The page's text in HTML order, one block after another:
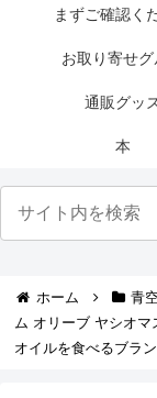
まずご確認く
お取り寄せグ
通販グッ
本
ホーム 青
ム オリーブ ヤシオ
オイルを食べるブラン